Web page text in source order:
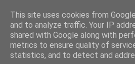
This site uses cookies from
and to analyze traffic. Your IP
shared with Google along with
metrics to ensure quality of
statistics, and to detect and